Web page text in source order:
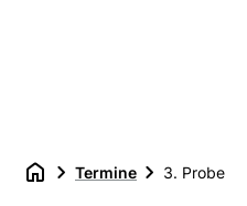
Termine 3. Probe